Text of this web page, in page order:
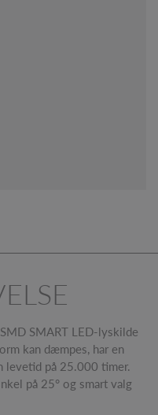
SMART LED-lyskilde
kan dæmpes, har en
levetid på 25.000 timer.
på 25° og smart valg